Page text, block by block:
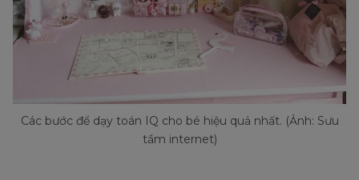
Các bước để dạy toán IQ cho bé hiệu quả nhất. (Ảnh: Sưu
tầm internet)